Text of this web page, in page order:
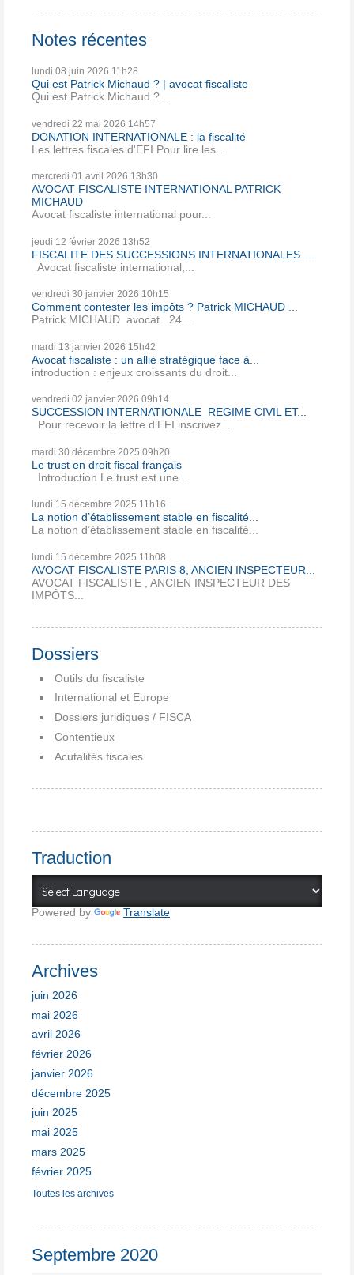
Notes récentes
lundi 08 juin 2026 11h28
Qui est Patrick Michaud ? | avocat fiscaliste
Qui est Patrick Michaud ?...
vendredi 22 mai 2026 14h57
DONATION INTERNATIONALE : la fiscalité
Les lettres fiscales d'EFI Pour lire les...
mercredi 01 avril 2026 13h30
AVOCAT FISCALISTE INTERNATIONAL PATRICK
MICHAUD
Avocat fiscaliste international pour...
jeudi 12 février 2026 13h52
FISCALITE DES SUCCESSIONS INTERNATIONALES ....
Avocat fiscaliste international,...
vendredi 30 janvier 2026 10h15
Comment contester les impôts ? Patrick MICHAUD ...
Patrick MICHAUD avocat 24...
mardi 13 janvier 2026 15h42
Avocat fiscaliste : un allié stratégique face à...
introduction : enjeux croissants du droit...
vendredi 02 janvier 2026 09h14
SUCCESSION INTERNATIONALE REGIME CIVIL ET...
Pour recevoir la lettre d’EFI inscrivez...
mardi 30 décembre 2025 09h20
Le trust en droit fiscal français
Introduction Le trust est une...
lundi 15 décembre 2025 11h16
La notion d’établissement stable en fiscalité...
La notion d’établissement stable en fiscalité...
lundi 15 décembre 2025 11h08
AVOCAT FISCALISTE PARIS 8, ANCIEN INSPECTEUR...
AVOCAT FISCALISTE , ANCIEN INSPECTEUR DES
IMPÔTS...
Dossiers
Outils du fiscaliste
International et Europe
Dossiers juridiques / FISCA
Contentieux
Acutalités fiscales
Traduction
Powered by Translate
Archives
juin 2026
mai 2026
avril 2026
février 2026
janvier 2026
décembre 2025
juin 2025
mai 2025
mars 2025
février 2025
Toutes les archives
Septembre 2020